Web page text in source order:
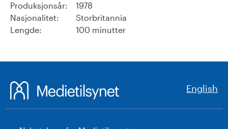
Produksjonsår:
1978
Nasjonalitet:
Storbritannia
Lengde:
100 minutter
English